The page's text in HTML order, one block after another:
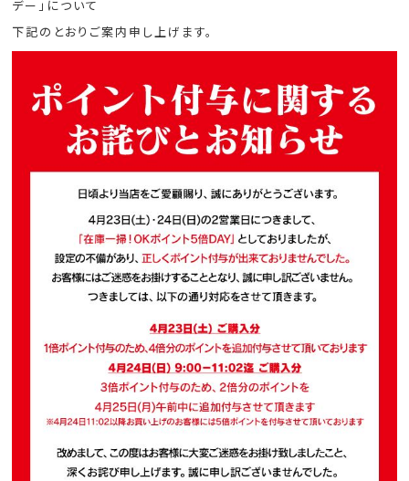
デー」について
下記のとおりご案内申し上げます。